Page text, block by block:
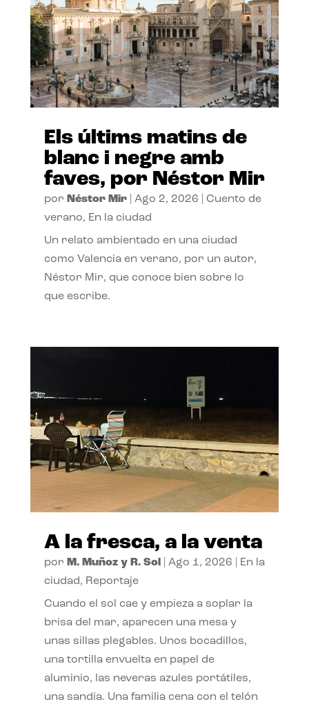
Els últims matins de
blanc i negre amb
faves, por Néstor Mir
por Néstor Mir| Ago 2, 2026
Cuento de
verano, En la ciudad
Un relato ambientado en una ciudad
como Valencia en verano, por un autor,
Néstor Mir, que conoce bien sobre lo
que escribe.
A la fresca, a la venta
por M. Muñoz y R. Sol| Ago 1, 2026
En la
ciudad, Reportaje
Cuando el sol cae y empieza a soplar la
brisa del mar, aparecen una mesa y
unas sillas plegables. Unos bocadillos,
una tortilla envuelta en papel de
aluminio, las neveras azules portátiles,
una sandía. Una familia cena con el telón